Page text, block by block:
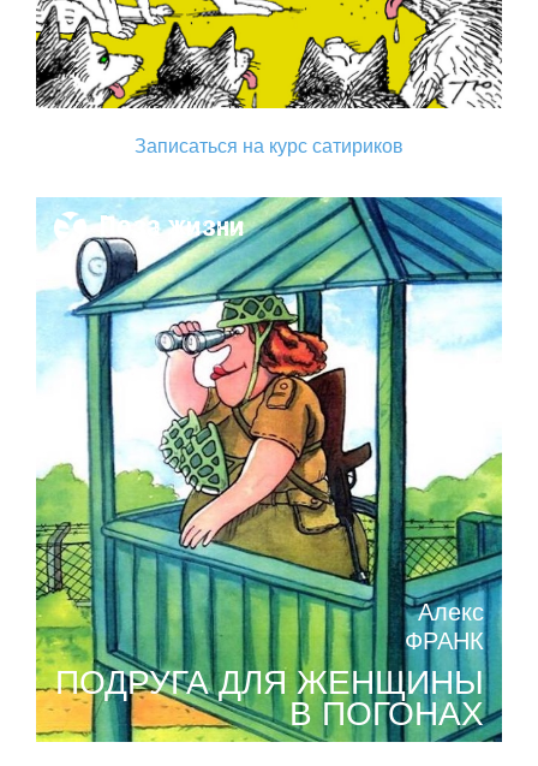
Записаться на курс сатириков
Поза жизни
Алекс
ФРАНК
ПОДРУГА ДЛЯ ЖЕНЩИНЫ
В ПОГОНАХ